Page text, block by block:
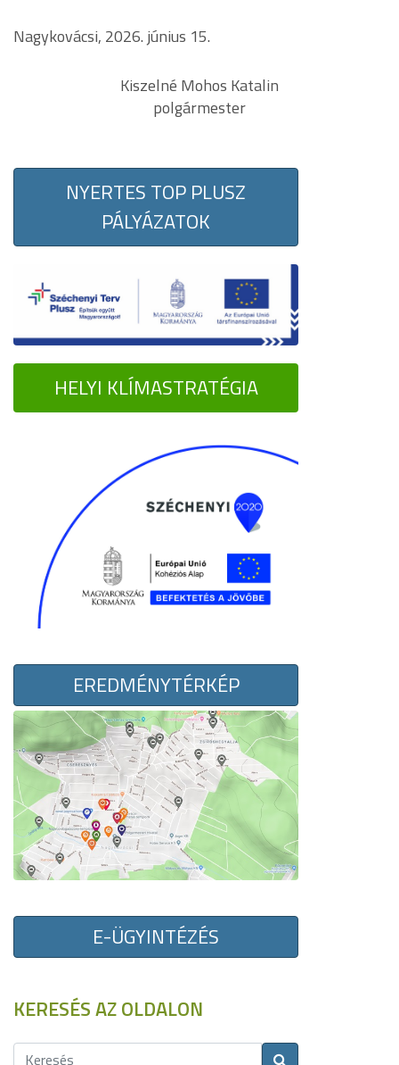
Nagykovácsi, 2026. június 15.
Kiszelné Mohos Katalin
polgármester
NYERTES TOP PLUSZ
PÁLYÁZATOK
HELYI KLÍMASTRATÉGIA
EREDMÉNYTÉRKÉP
E-ÜGYINTÉZÉS
KERESÉS AZ OLDALON